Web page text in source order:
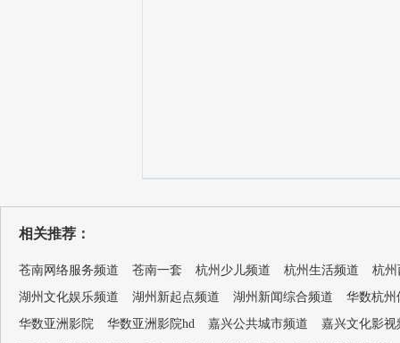
相关推荐：
苍南网络服务频道 苍南一套 杭州少儿频道 杭州生活频道
杭州
湖州文化娱乐频道
湖州新起点频道 湖州新闻综合频道
华数杭州
华数亚洲影院
华数亚洲影院hd 嘉兴公共城市频道
嘉兴文化影视